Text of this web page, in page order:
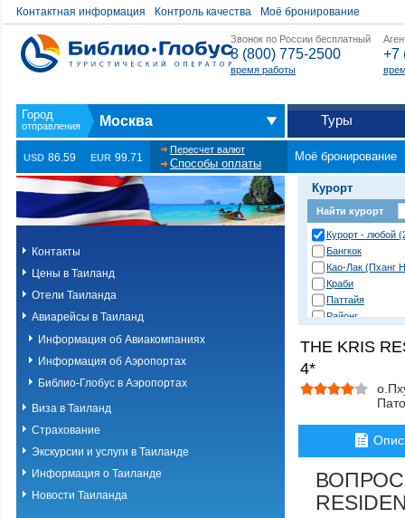
Контактная информация Контроль качества Моё бронирование
Звонок по России бесплатный
8 (800) 775-2500
время работы
+7
Москва Туры
USD 86.59 EUR 99.71
Пересчет валют
Способы оплаты
Моё бронирование
Контакты
Цены в Таиланд
Отели Таиланда
Авиарейсы в Таиланд
Информация об Авиакомпаниях
Информация об Аэропортах
Библио-Глобус в Аэропортах
Виза в Таиланд
Страхование
Экскурсии и услуги в Таиланде
Информация о Таиланде
Новости Таиланда
Курорт
Найти курорт
Курорт - любой
Бангкок
Као-Лак (Пханг
Краби
Паттайя
Районг
о. Пханган
о.Пхи-Пхи
о.Пхукет.
о.Пхукет. Пляж
о.Пхукет. Пляж
о.Пхукет. Пляж
о.Пхукет. Пляж
THE KRIS
4*